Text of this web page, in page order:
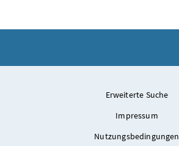
Erweiterte Suche
Impressum
Nutzungsbedingungen